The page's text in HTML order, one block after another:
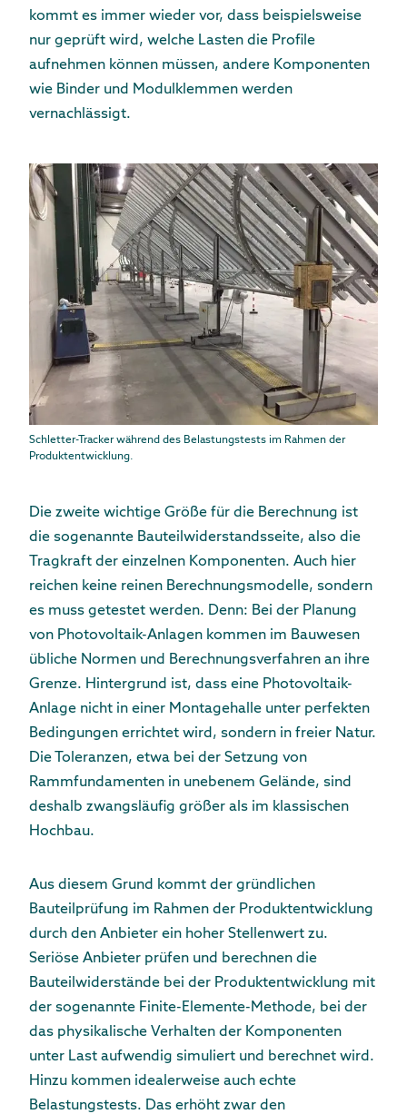
kommt es immer wieder vor, dass beispielsweise
nur geprüft wird, welche Lasten die Profile
aufnehmen können müssen, andere Komponenten
wie Binder und Modulklemmen werden
vernachlässigt.
Schletter-Tracker während des Belastungstests im Rahmen der
Produktentwicklung.
Die zweite wichtige Größe für die Berechnung ist
die sogenannte Bauteilwiderstandsseite, also die
Tragkraft der einzelnen Komponenten. Auch hier
reichen keine reinen Berechnungsmodelle, sondern
es muss getestet werden. Denn: Bei der Planung
von Photovoltaik-Anlagen kommen im Bauwesen
übliche Normen und Berechnungsverfahren an ihre
Grenze. Hintergrund ist, dass eine Photovoltaik-
Anlage nicht in einer Montagehalle unter perfekten
Bedingungen errichtet wird, sondern in freier Natur.
Die Toleranzen, etwa bei der Setzung von
Rammfundamenten in unebenem Gelände, sind
deshalb zwangsläufig größer als im klassischen
Hochbau.
Aus diesem Grund kommt der gründlichen
Bauteilprüfung im Rahmen der Produktentwicklung
durch den Anbieter ein hoher Stellenwert zu.
Seriöse Anbieter prüfen und berechnen die
Bauteilwiderstände bei der Produktentwicklung mit
der sogenannte Finite-Elemente-Methode, bei der
das physikalische Verhalten der Komponenten
unter Last aufwendig simuliert und berechnet wird.
Hinzu kommen idealerweise auch echte
Belastungstests. Das erhöht zwar den